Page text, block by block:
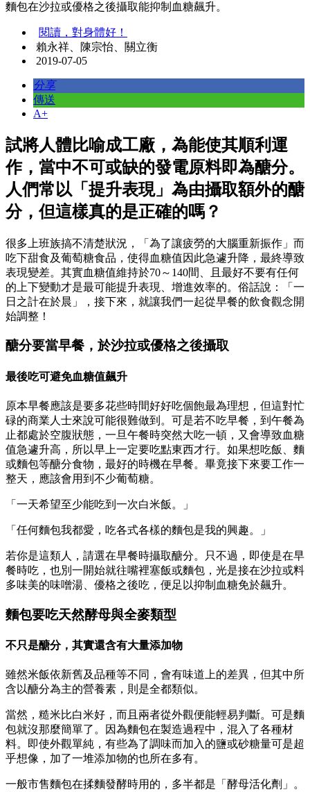
麵包在沙拉或優格之後攝取能抑制血糖飆升。
閱讀，對身體好！
賴永祥、陳宗怡、關立衡
2019-07-05
分享
傳送
A+
試將人體比喻成工廠，為能使其順利運
作，當中不可或缺的發電原料即為醣分。
人們常以「提升表現」為由攝取額外的醣
分，但這樣真的是正確的嗎？
很多上班族搞不清楚狀況，「為了讓疲勞的大腦重新振作」而
吃下甜食及葡萄糖食品，使得血糖值因此急遽升降，最終導致
表現變差。其實血糖值維持於70～140間、且最好不要有任何
的上下變動才是最可能提升表現、增進效率的。俗話說：「一
日之計在於晨」，接下來，就讓我們一起從早餐的飲食觀念開
始調整！
醣分要當早餐，於沙拉或優格之後攝取
最後吃可避免血糖值飆升
原本早餐應該是要多花些時間好好吃個飽最為理想，但這對忙
碌的商業人士來說可能很難做到。可是若不吃早餐，到午餐為
止都處於空腹狀態，一旦午餐時突然大吃一頓，又會導致血糖
值急遽升高，所以早上一定要吃點東西才行。如果想吃飯、麵
或麵包等醣分食物，最好的時機在早餐。畢竟接下來要工作一
整天，應該會用到不少葡萄糖。
「一天希望至少能吃到一次白米飯。」
「任何麵包我都愛，吃各式各樣的麵包是我的興趣。」
若你是這類人，請選在早餐時攝取醣分。只不過，即使是在早
餐時吃，也別一開始就往嘴裡塞飯或麵包，光是接在沙拉或料
多味美的味噌湯、優格之後吃，便足以抑制血糖免於飆升。
麵包要吃天然酵母與全麥類型
不只是醣分，其實還含有大量添加物
雖然米飯依新舊及品種等不同，會有味道上的差異，但其中所
含以醣分為主的營養素，則是全都類似。
當然，糙米比白米好，而且兩者從外觀便能輕易判斷。可是麵
包就沒那麼簡單了。因為麵包在製造過程中，混入了各種材
料。即使外觀單純，有些為了調味而加入的鹽或砂糖量可是超
乎想像，加了一堆添加物的也所在多有。
一般市售麵包在揉麵發酵時用的，多半都是「酵母活化劑」。